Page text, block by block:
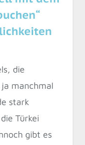
die
manchmal
stark
Türkei
gibt es